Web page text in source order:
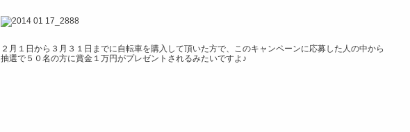
２月１日から３月３１日までに自転車を購入して頂いた方で、このキャンペーンに応募した人の中から
抽選で５０名の方に賞金１万円がプレゼントされるみたいですよ♪